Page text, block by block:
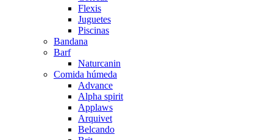
Flexis
Juguetes
Piscinas
Bandana
Barf
Naturcanin
Comida húmeda
Advance
Alpha spirit
Applaws
Arquivet
Belcando